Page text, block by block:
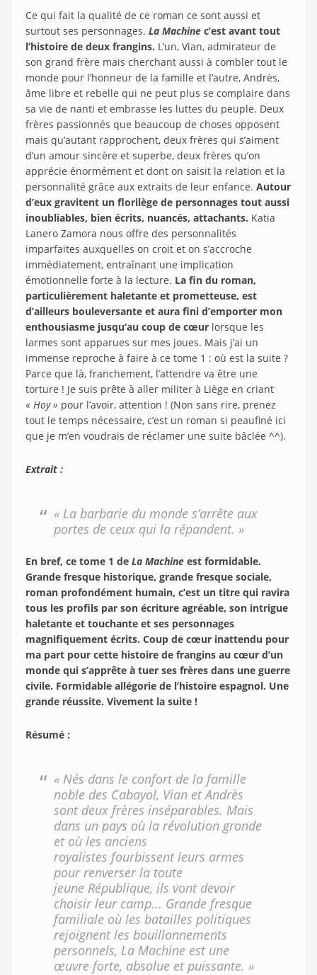
Ce qui fait la qualité de ce roman ce sont aussi et
surtout ses personnages. La Machine c’est avant tout
l’histoire de deux frangins. L’un, Vian, admirateur de
son grand frère mais cherchant aussi à combler tout le
monde pour l’honneur de la famille et l’autre, Andrès,
âme libre et rebelle qui ne peut plus se complaire dans
sa vie de nanti et embrasse les luttes du peuple. Deux
frères passionnés que beaucoup de choses opposent
mais qu’autant rapprochent, deux frères qui s’aiment
d’un amour sincère et superbe, deux frères qu’on
apprécie énormément et dont on saisit la relation et la
personnalité grâce aux extraits de leur enfance. Autour
d’eux gravitent un florilège de personnages tout aussi
inoubliables, bien écrits, nuancés, attachants. Katia
Lanero Zamora nous offre des personnalités
imparfaites auxquelles on croit et on s’accroche
immédiatement, entraînant une implication
émotionnelle forte à la lecture. La fin du roman,
particulièrement haletante et prometteuse, est
d’ailleurs bouleversante et aura fini d’emporter mon
enthousiasme jusqu’au coup de cœur lorsque les
larmes sont apparues sur mes joues. Mais j’ai un
immense reproche à faire à ce tome 1 : où est la suite ?
Parce que là, franchement, l’attendre va être une
torture ! Je suis prête à aller militer à Liège en criant
« Hoy » pour l’avoir, attention ! (Non sans rire, prenez
tout le temps nécessaire, c’est un roman si peaufiné ici
que je m’en voudrais de réclamer une suite bâclée ^^).
Extrait :
« La barbarie du monde s’arrête aux
portes de ceux qui la répandent. »
En bref, ce tome 1 de La Machine est formidable.
Grande fresque historique, grande fresque sociale,
roman profondément humain, c’est un titre qui ravira
tous les profils par son écriture agréable, son intrigue
haletante et touchante et ses personnages
magnifiquement écrits. Coup de cœur inattendu pour
ma part pour cette histoire de frangins au cœur d’un
monde qui s’apprête à tuer ses frères dans une guerre
civile. Formidable allégorie de l’histoire espagnol. Une
grande réussite. Vivement la suite !
Résumé :
« Nés dans le confort de la famille
noble des Cabayol, Vian et Andrès
sont deux frères inséparables. Mais
dans un pays où la révolution gronde
et où les anciens
royalistes fourbissent leurs armes
pour renverser la toute
jeune République, ils vont devoir
choisir leur camp... Grande fresque
familiale où les batailles politiques
rejoignent les bouillonnements
personnels, La Machine est une
œuvre forte, absolue et puissante. »